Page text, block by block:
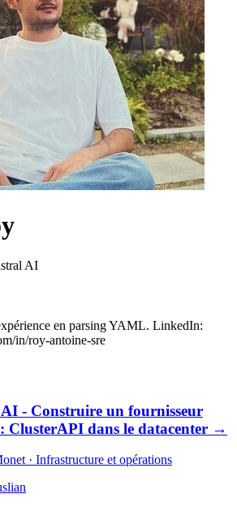
AI
en parsing YAML. LinkedIn:
in/roy-antoine-sre
- Construire un fournisseur
ClusterAPI dans le datacenter →
· Infrastructure et opérations